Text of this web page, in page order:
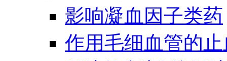
影响凝血因子类药
作用毛细血管的